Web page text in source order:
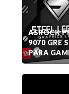
ASROCK
9070 GRE
PARA